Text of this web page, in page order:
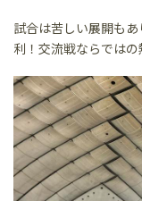
試合は苦しい展開も
利！交流戦ならではの